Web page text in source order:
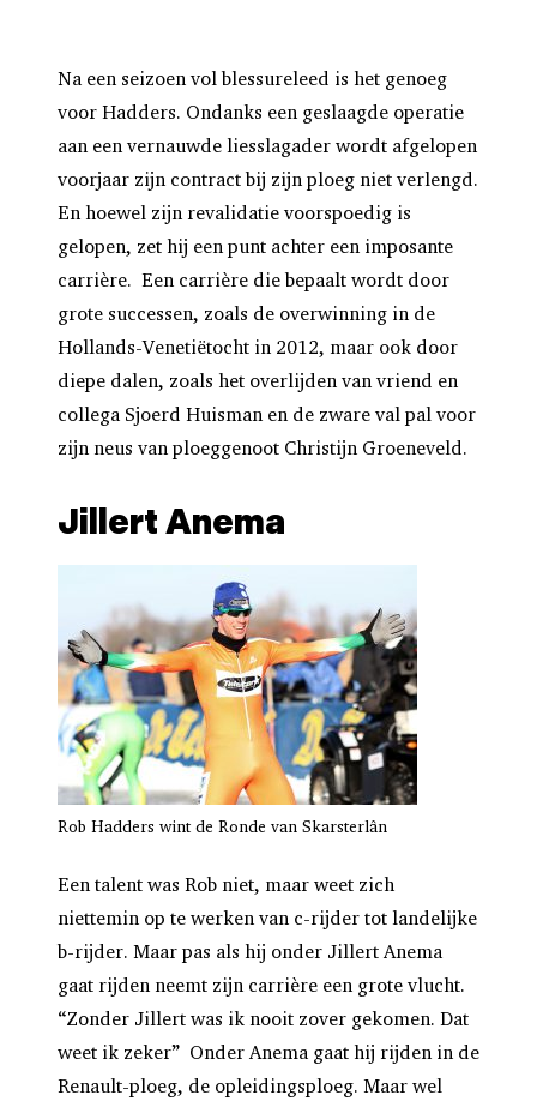
Na een seizoen vol blessureleed is het genoeg
voor Hadders. Ondanks een geslaagde operatie
aan een vernauwde liesslagader wordt afgelopen
voorjaar zijn contract bij zijn ploeg niet verlengd.
En hoewel zijn revalidatie voorspoedig is
gelopen, zet hij een punt achter een imposante
carrière. Een carrière die bepaalt wordt door
grote successen, zoals de overwinning in de
Hollands-Venetiëtocht in 2012, maar ook door
diepe dalen, zoals het overlijden van vriend en
collega Sjoerd Huisman en de zware val pal voor
zijn neus van ploeggenoot Christijn Groeneveld.
Jillert Anema
Rob Hadders wint de Ronde van Skarsterlân
Een talent was Rob niet, maar weet zich
niettemin op te werken van c-rijder tot landelijke
b-rijder. Maar pas als hij onder Jillert Anema
gaat rijden neemt zijn carrière een grote vlucht.
“Zonder Jillert was ik nooit zover gekomen. Dat
weet ik zeker” Onder Anema gaat hij rijden in de
Renault-ploeg, de opleidingsploeg. Maar wel